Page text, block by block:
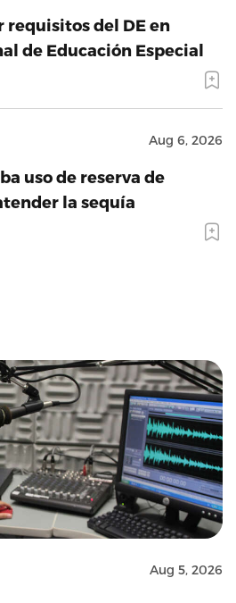
requisitos del DE en
de Educación Especial
Aug 6, 2026
uso de reserva de
la sequía
Aug 5, 2026